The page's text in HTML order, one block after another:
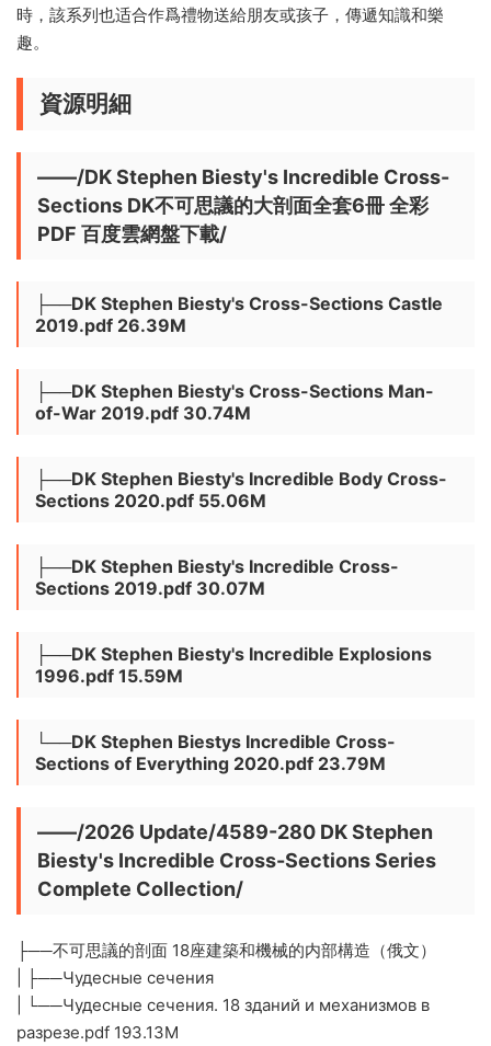
時，該系列也适合作爲禮物送給朋友或孩子，傳遞知識和樂
趣。
資源明細
——/DK Stephen Biesty's Incredible Cross-
Sections DK不可思議的大剖面全套6冊 全彩
PDF 百度雲網盤下載/
├──DK Stephen Biesty's Cross-Sections Castle
2019.pdf 26.39M
├──DK Stephen Biesty's Cross-Sections Man-
of-War 2019.pdf 30.74M
├──DK Stephen Biesty's Incredible Body Cross-
Sections 2020.pdf 55.06M
├──DK Stephen Biesty's Incredible Cross-
Sections 2019.pdf 30.07M
├──DK Stephen Biesty's Incredible Explosions
1996.pdf 15.59M
└──DK Stephen Biestys Incredible Cross-
Sections of Everything 2020.pdf 23.79M
——/2026 Update/4589-280 DK Stephen
Biesty's Incredible Cross-Sections Series
Complete Collection/
├──不可思議的剖面 18座建築和機械的内部構造（俄文）
| ├──Чудесные сечения
| └──Чудесные сечения. 18 зданий и механизмов в
разрезе.pdf 193.13M